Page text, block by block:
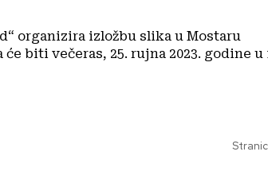
organizira izložbu slika u Mostaru
biti večeras, 25. rujna 2023. godine u